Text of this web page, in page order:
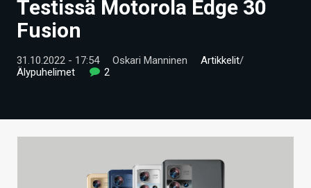
UUTISET
VIDEOT
TIETOA
Testissä Motorola Edge 30
Fusion
31.10.2022 - 17:54 Oskari Manninen Artikkelit/
Älypuhelimet
2